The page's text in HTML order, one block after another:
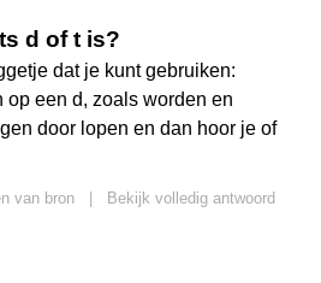
d of t is?
dat je kunt gebruiken:
een d, zoals worden en
door lopen en dan hoor je of
van bron
Bekijk volledig antwoord